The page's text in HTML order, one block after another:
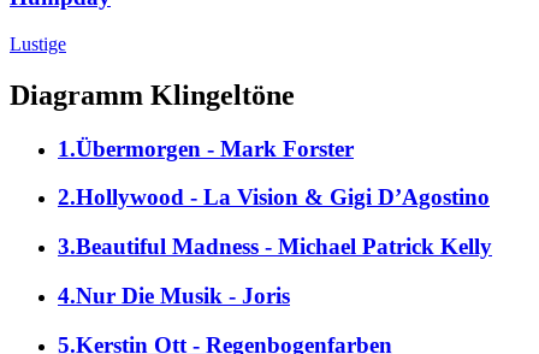
Lustige
Diagramm Klingeltöne
1.Übermorgen - Mark Forster
2.Hollywood - La Vision & Gigi D’Agostino
3.Beautiful Madness - Michael Patrick Kelly
4.Nur Die Musik - Joris
5.Kerstin Ott - Regenbogenfarben